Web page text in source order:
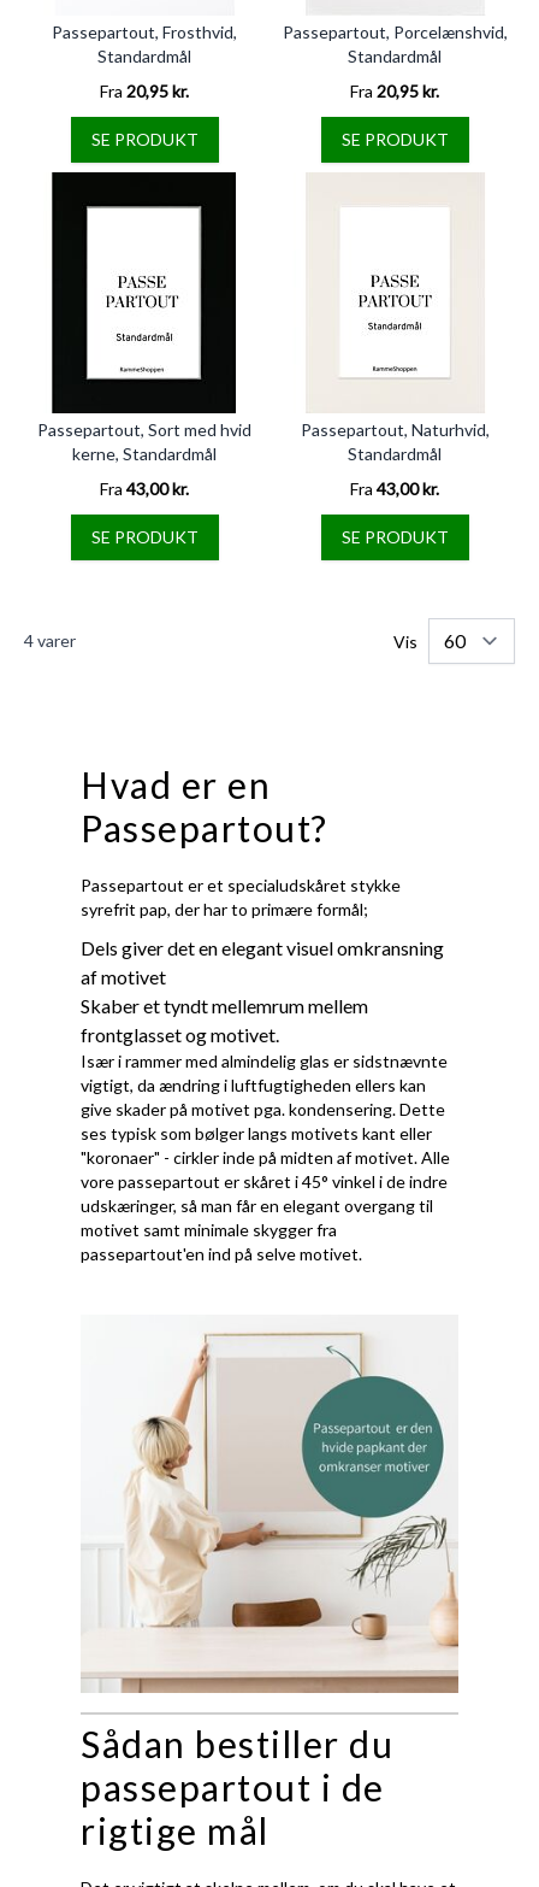
Passepartout, Frosthvid,
Standardmål
Fra 20,95 kr.
SE PRODUKT
Passepartout, Porcelænshvid,
Standardmål
Fra 20,95 kr.
SE PRODUKT
Passepartout, Sort med hvid
kerne, Standardmål
Fra 43,00 kr.
SE PRODUKT
Passepartout, Naturhvid,
Standardmål
Fra 43,00 kr.
SE PRODUKT
4varer Vis
Hvad er en
Passepartout?
Passepartout er et specialudskåret stykke
syrefrit pap, der har to primære formål;
Dels giver det en elegant visuel omkransning
af motivet
Skaber et tyndt mellemrum mellem
frontglasset og motivet.
Især i rammer med almindelig glas er sidstnævnte
vigtigt, da ændring i luftfugtigheden ellers kan
give skader på motivet pga. kondensering. Dette
ses typisk som bølger langs motivets kant eller
"koronaer" - cirkler inde på midten af motivet. Alle
vore passepartout er skåret i 45° vinkel i de indre
udskæringer, så man får en elegant overgang til
motivet samt minimale skygger fra
passepartout'en ind på selve motivet.
Sådan bestiller du
passepartout i de
rigtige mål